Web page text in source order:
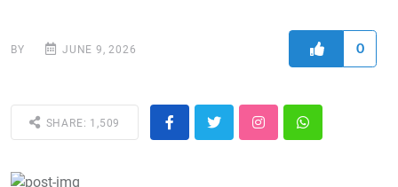
BY JUNE 9, 2026 0
SHARE: 1,509